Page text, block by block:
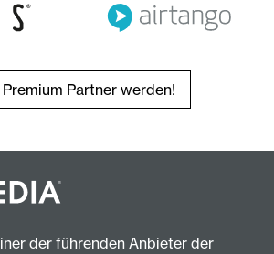
Partner werden!
der führenden Anbieter der